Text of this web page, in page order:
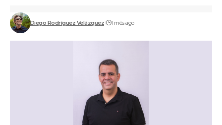
Diego Rodríguez Velázquez 1 mês ago